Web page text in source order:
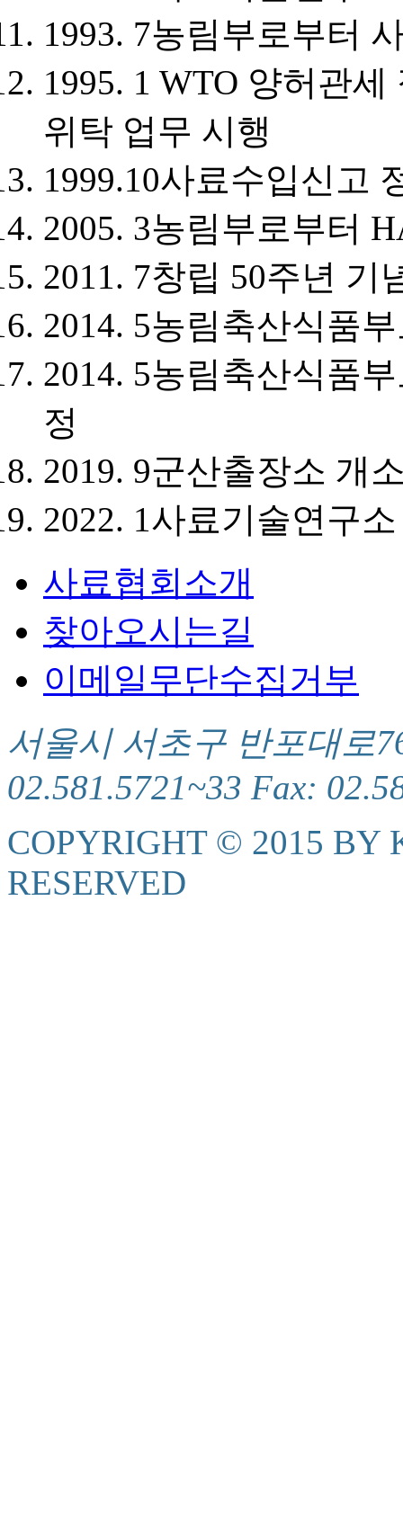
1993. 7농림부로부터
1995. 1 WTO 양허관세
위탁 업무 시행
1999.10사료수입신고
2005. 3농림부로부터
2011. 7창립 50주년 기
2014. 5농림축산식품
2014. 5농림축산식품
정
2019. 9군산출장소 개
2022. 1사료기술연구
사료협회소개
찾아오시는길
이메일무단수집거부
서울시 서초구 반포대로
02.581.5721~33 Fax:
COPYRIGHT © 2015 BY
RESERVED